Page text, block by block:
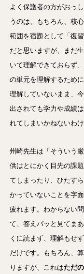
よく保護者の方がおっ
うのは、もちろん、核
範囲を宿題として「復
だと思いますが、まだ
いて理解できておらず
の単元を理解するため
理解していないまま、
出されても学力や成績
れてしまいかねないわけ
州崎先生は「そういう
供はとにかく目先の課
てしまったり、ひたす
かっていないことを字
疲れます。わからない
て、答えパッと見てま
くに読まず、理解もせ
だけです。もちろん、
りますが、これはただ